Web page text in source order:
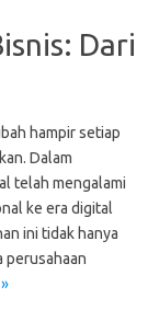
Dari
hampir setiap
Dalam
telah mengalami
ke era digital
ini tidak hanya
perusahaan